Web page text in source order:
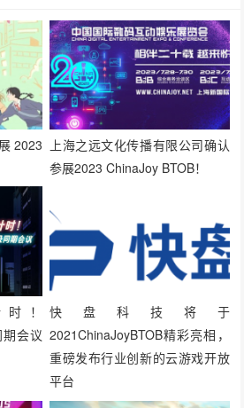
2023
上海之远文化传播有限公司确认
参展2023 ChinaJoy BTOB！
！
会议
快盘科技将于
2021ChinaJoyBTOB精彩亮相，
重磅发布行业创新的云游戏开放
平台